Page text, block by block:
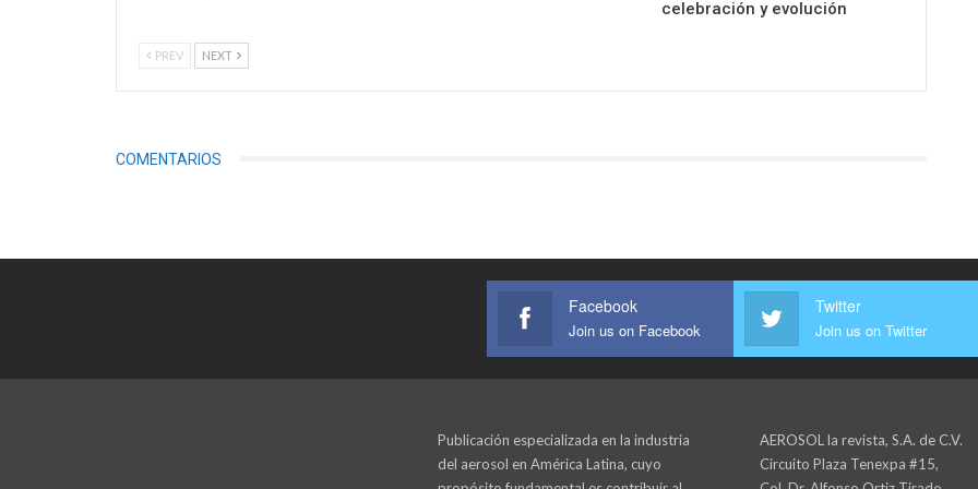
celebración y evolución
PREV NEXT
COMENTARIOS
Facebook
Join us on Facebook
Twitter
Join us on Twitter
Publicación especializada en la industria
del aerosol en América Latina, cuyo
AEROSOL la revista, S.A. de C.V.
Circuito Plaza Tenexpa #15,